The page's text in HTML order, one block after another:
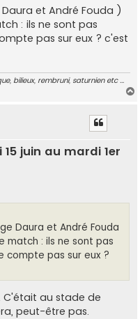
et André Fouda )
: ils ne sont pas
pas sur eux ? c'est
bilieux, rembruni, saturnien etc ...
juin au mardi 1er
Daura et André Fouda
match : ils ne sont pas
compte pas sur eux ?
C'était au stade de
peut-être pas.